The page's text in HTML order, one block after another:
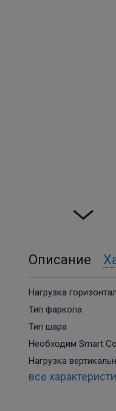
Описание
Нагрузка
Тип фаркопа
Тип шара
Необходим Smart
Нагрузка
все